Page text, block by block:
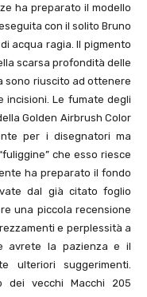
ha preparato il modello
con il solito Bruno
acqua ragia. Il pigmento
scarsa profondità delle
sono riuscito ad ottenere
incisioni. Le fumate degli
Golden Airbrush Color
per i disegnatori ma
che esso riesce
ha preparato il fondo
dal già citato foglio
una piccola recensione
e perplessità a
avrete la pazienza e il
ulteriori suggerimenti.
dei vecchi Macchi 205